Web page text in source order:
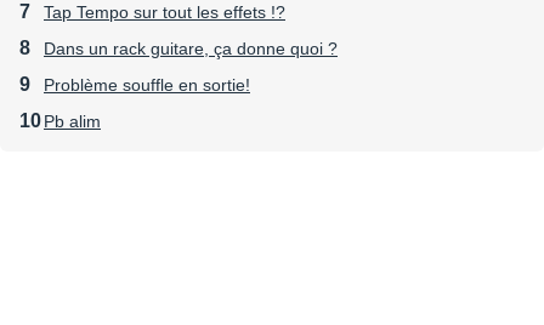
Tap Tempo sur tout les effets !?
Dans un rack guitare, ça donne quoi ?
Problème souffle en sortie!
Pb alim